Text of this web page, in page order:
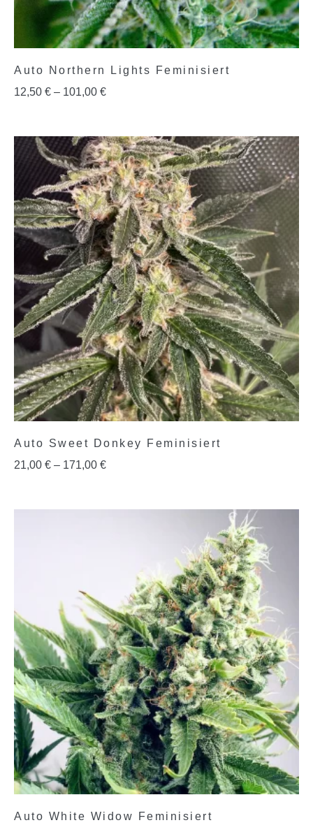
Auto Northern Lights Feminisiert
12,50 € – 101,00 €
Auto Sweet Donkey Feminisiert
21,00 € – 171,00 €
Auto White Widow Feminisiert